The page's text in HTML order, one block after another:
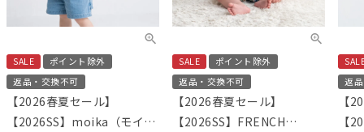
SALE
ポイント除外
返品・交換不可
【2026春夏セール】
【2026SS】moika（モイ
SALE
ポイント除外
返品・交換不可
【2026春夏セール】
【2026SS】FRENCH
返
【
【